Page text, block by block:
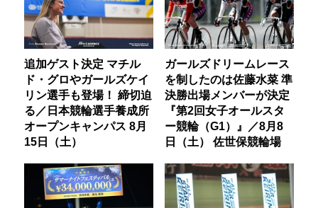
追加ゲスト決定 マチル
ド・グロやガールズケイ
リン選手も登場！ 締切迫
る／日本競輪選手養成所
オープンキャンパス 8月
15日（土）
ガールズドリームレース
を制したのは佐藤水菜 準
決勝出場メンバーが決定
『第2回女子オールスタ
ー競輪（G1）』／8月8
日（土） 佐世保競輪場